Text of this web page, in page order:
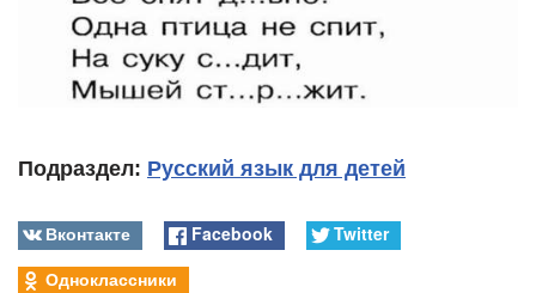
Подраздел: Русский язык для детей
Вконтакте Facebook
Twitter
Одноклассники